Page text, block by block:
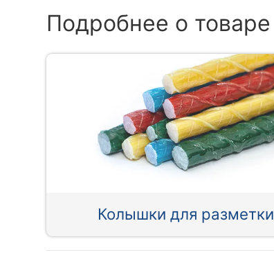
Подробнее о товаре
Колышки для разметки